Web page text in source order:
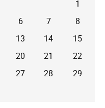
1
6 7
8
13 14
15
20 21
22
27 28
29